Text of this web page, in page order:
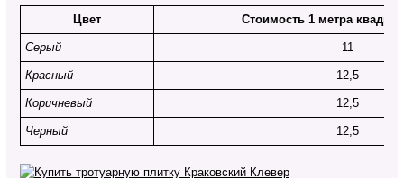
Цвет Стоимость 1 метра
Серый 11
Красный 12,5
Коричневый 12,5
Черный 12,5